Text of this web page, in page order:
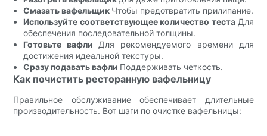
Смазать вафельщик Чтобы предотвратить прилипание.
Используйте соответствующее количество теста Для
обеспечения последовательной толщины.
Готовьте вафли Для рекомендуемого времени для
достижения идеальной текстуры.
Сразу подавать вафли Поддерживать четкость.
Как почистить ресторанную вафельницу
Правильное обслуживание обеспечивает длительные
производительность. Вот шаги по очистке вафельницы: